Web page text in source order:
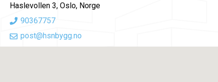
Haslevollen 3, Oslo, Norge
90367757
post@hsnbygg.no